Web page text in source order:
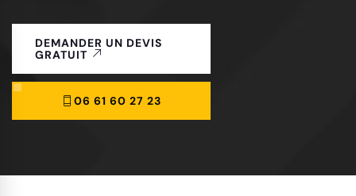
DEMANDER UN DEVIS
GRATUIT
06 61 60 27 23